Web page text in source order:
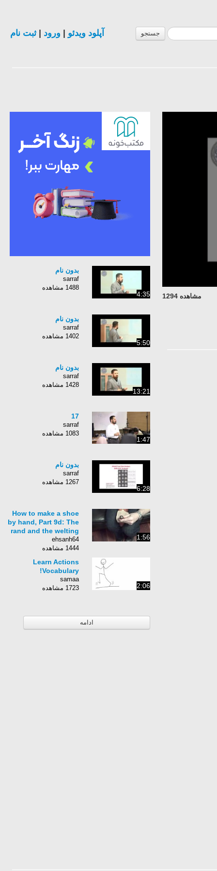
جستجو آپلود ویدئو ورود |ثبت نام
مشاهده 1294 4:35
بدون نام
sarraf
1488 مشاهده
5:50
بدون نام
sarraf
1402 مشاهده
13:21
بدون نام
sarraf
1428 مشاهده
1:47
17
sarraf
1083 مشاهده
6:28
بدون نام
sarraf
1267 مشاهده
1:56
How to make a shoe
by hand, Part 9d: The
rand and the welting
ehsanh64
1444 مشاهده
2:06
Learn Actions
Vocabulary!
samaa
1723 مشاهده
ادامه